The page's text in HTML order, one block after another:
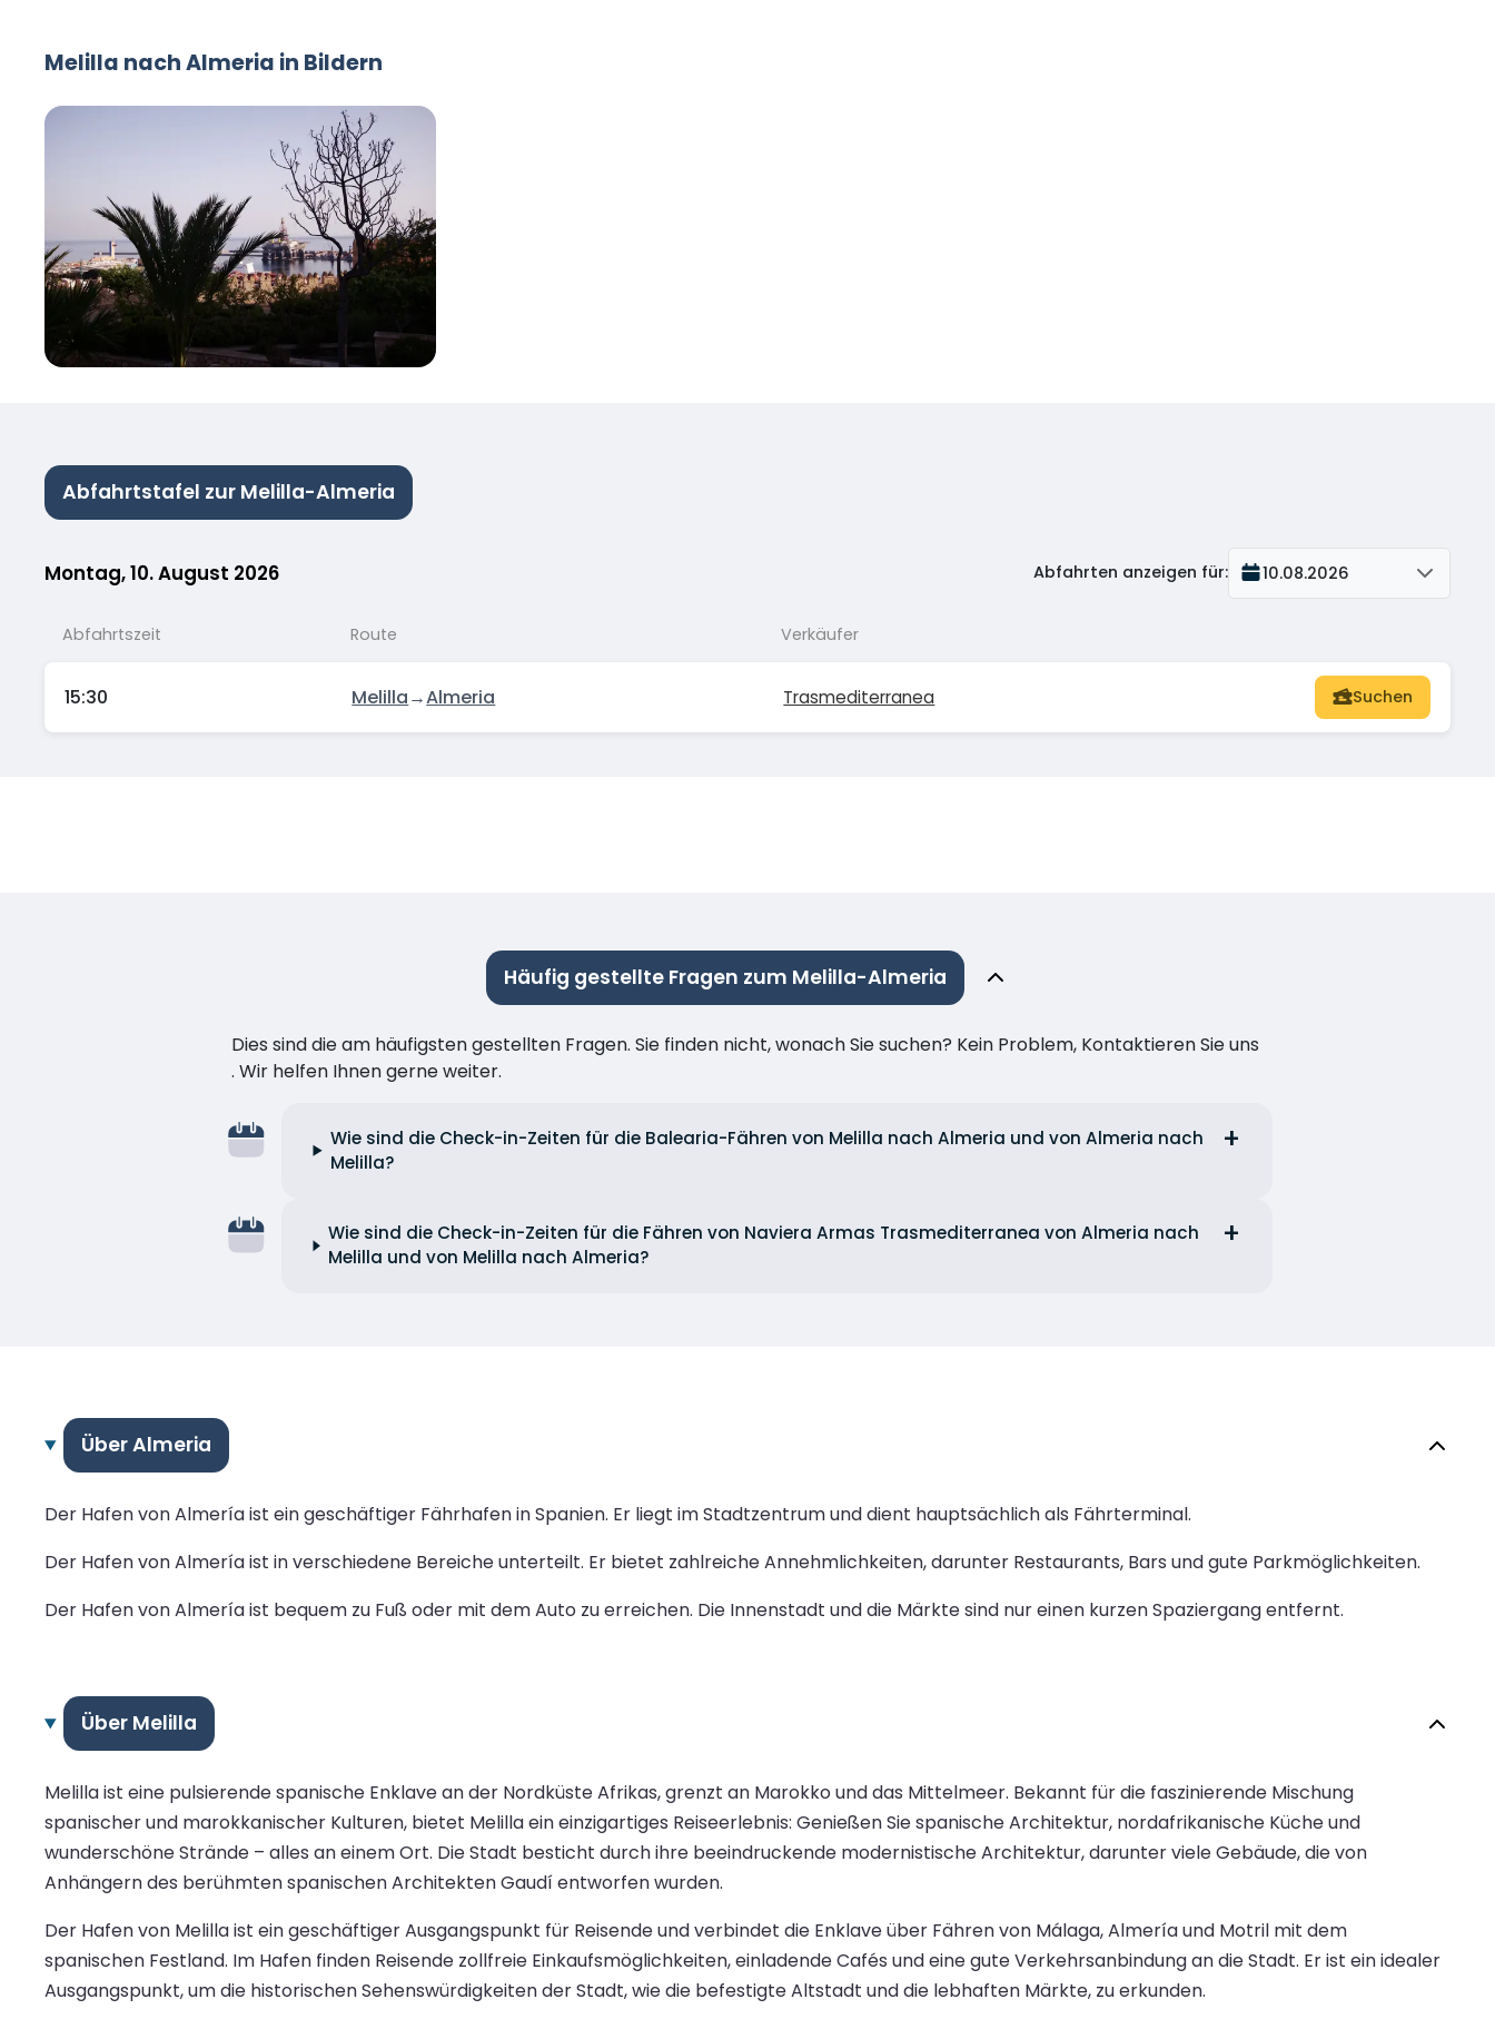
Melilla nach Almeria in Bildern
Abfahrtstafel zur Melilla-Almeria
Montag, 10. August 2026 Abfahrten anzeigen für: 10.08.2026
Abfahrtszeit Route Verkäufer
15:30 Melilla→Almeria Trasmediterranea Suchen
Häufig gestellte Fragen zum Melilla-Almeria
Dies sind die am häufigsten gestellten Fragen. Sie finden nicht, wonach Sie suchen? Kein Problem, Kontaktieren Sie uns
. Wir helfen Ihnen gerne weiter.
Wie sind die Check-in-Zeiten für die Balearia-Fähren von Melilla nach Almeria und von Almeria nach
Melilla?
Wie sind die Check-in-Zeiten für die Fähren von Naviera Armas Trasmediterranea von Almeria nach
Melilla und von Melilla nach Almeria?
Über Almeria
Der Hafen von Almería ist ein geschäftiger Fährhafen in Spanien. Er liegt im Stadtzentrum und dient hauptsächlich als Fährterminal.
Der Hafen von Almería ist in verschiedene Bereiche unterteilt. Er bietet zahlreiche Annehmlichkeiten, darunter Restaurants, Bars und gute Parkmöglichkeiten.
Der Hafen von Almería ist bequem zu Fuß oder mit dem Auto zu erreichen. Die Innenstadt und die Märkte sind nur einen kurzen Spaziergang entfernt.
Über Melilla
Melilla ist eine pulsierende spanische Enklave an der Nordküste Afrikas, grenzt an Marokko und das Mittelmeer. Bekannt für die faszinierende Mischung
spanischer und marokkanischer Kulturen, bietet Melilla ein einzigartiges Reiseerlebnis: Genießen Sie spanische Architektur, nordafrikanische Küche und
wunderschöne Strände – alles an einem Ort. Die Stadt besticht durch ihre beeindruckende modernistische Architektur, darunter viele Gebäude, die von
Anhängern des berühmten spanischen Architekten Gaudí entworfen wurden.
Der Hafen von Melilla ist ein geschäftiger Ausgangspunkt für Reisende und verbindet die Enklave über Fähren von Málaga, Almería und Motril mit dem
spanischen Festland. Im Hafen finden Reisende zollfreie Einkaufsmöglichkeiten, einladende Cafés und eine gute Verkehrsanbindung an die Stadt. Er ist ein idealer
Ausgangspunkt, um die historischen Sehenswürdigkeiten der Stadt, wie die befestigte Altstadt und die lebhaften Märkte, zu erkunden.